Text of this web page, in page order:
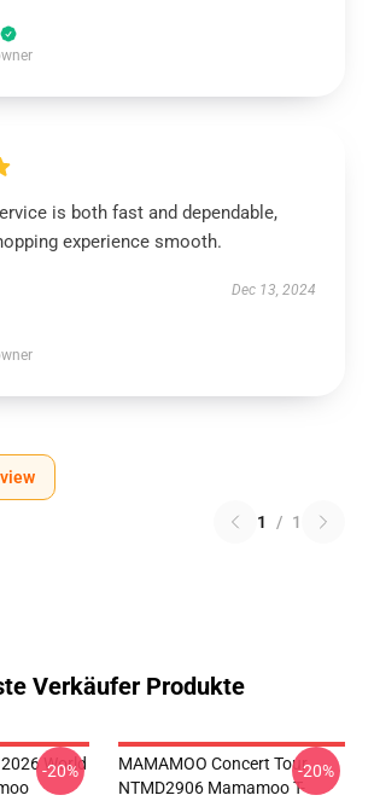
is both fast and dependable,
experience smooth.
Dec 13, 2024
1 / 1
Verkäufer Produkte
World
-20%
MAMAMOO Concert Tour
NTMD2906 Mamamoo T-
-20%